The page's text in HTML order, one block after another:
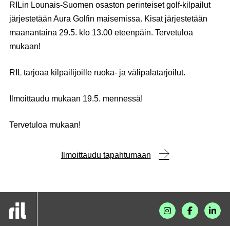
RILin Lounais-Suomen osaston perinteiset golf-kilpailut
järjestetään Aura Golfin maisemissa. Kisat järjestetään
maanantaina 29.5. klo 13.00 eteenpäin. Tervetuloa
mukaan!
RIL tarjoaa kilpailijoille ruoka- ja välipalatarjoilut.
Ilmoittaudu mukaan 19.5. mennessä!
Tervetuloa mukaan!
Ilmoittaudu tapahtumaan